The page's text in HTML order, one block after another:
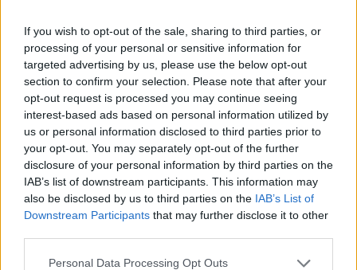
If you wish to opt-out of the sale, sharing to third parties, or
processing of your personal or sensitive information for
targeted advertising by us, please use the below opt-out
section to confirm your selection. Please note that after your
opt-out request is processed you may continue seeing
interest-based ads based on personal information utilized by
us or personal information disclosed to third parties prior to
your opt-out. You may separately opt-out of the further
disclosure of your personal information by third parties on the
IAB’s list of downstream participants. This information may
also be disclosed by us to third parties on the IAB’s List of
Downstream Participants that may further disclose it to other
Please note that this website/app uses one or more Google
Personal Data Processing Opt Outs
Viohalco: Αυξημένος κατά
14% ο τζίρος στο α'
εξάμηνο, στα 4,3 δισ. ευρώ
– Στα 446 εκατ. ευρώ τα
EBITDA
την Ενέργεια
Η συμφωνία Arval-Athlon αναδιαμορφώνει την αγορά leasing